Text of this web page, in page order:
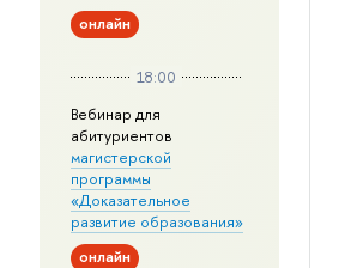
онлайн
18:00
Вебинар для
абитуриентов
магистерской
программы
«Доказательное
развитие образования»
онлайн